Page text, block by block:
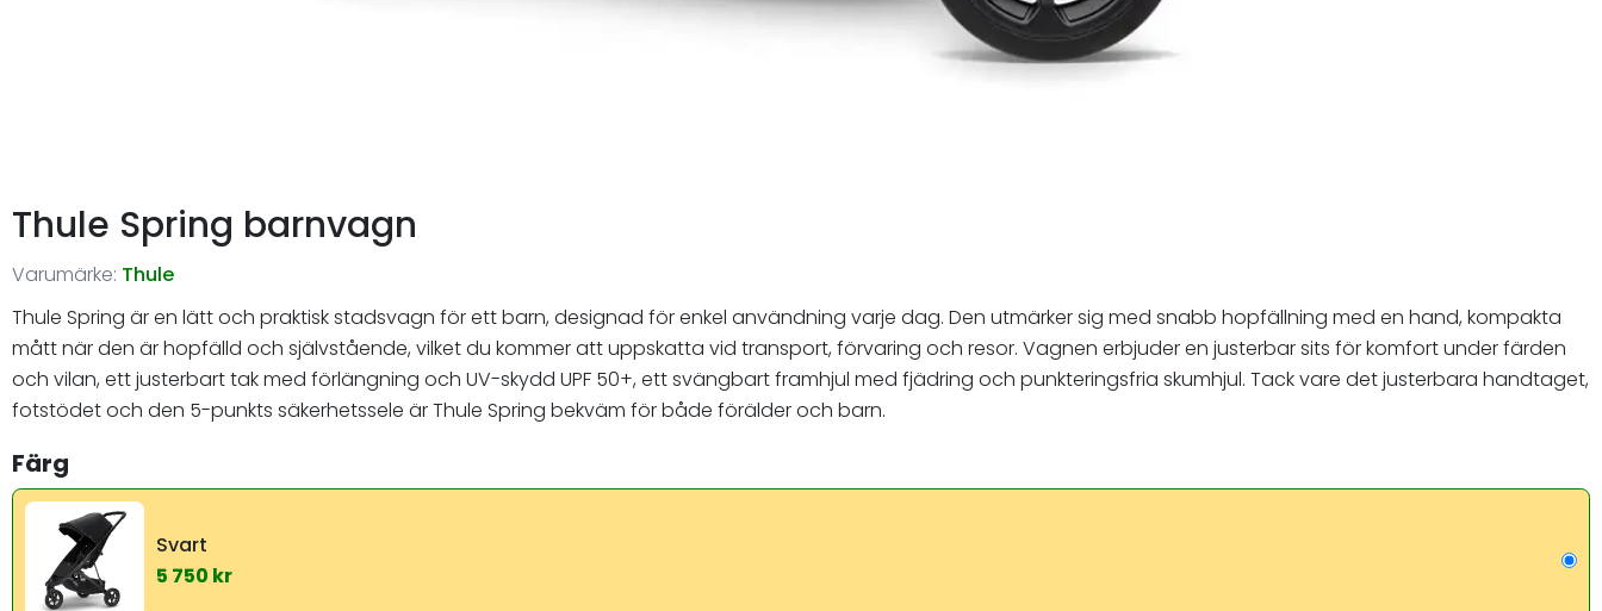
Thule Spring barnvagn
Varumärke: Thule
Thule Spring är en lätt och praktisk stadsvagn för ett barn, designad för enkel användning varje dag. Den utmärker sig med snabb hopfällning med en hand, kompakta
mått när den är hopfälld och självstående, vilket du kommer att uppskatta vid transport, förvaring och resor. Vagnen erbjuder en justerbar sits för komfort under färden
och vilan, ett justerbart tak med förlängning och UV-skydd UPF 50+, ett svängbart framhjul med fjädring och punkteringsfria skumhjul. Tack vare det justerbara handtaget,
fotstödet och den 5-punkts säkerhetssele är Thule Spring bekväm för både förälder och barn.
Färg
Svart
5 750 kr